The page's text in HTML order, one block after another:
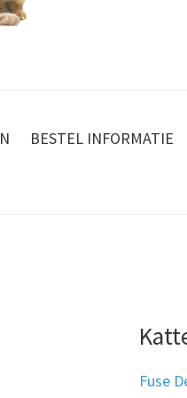
BESTEL INFORMATIE
Fuse